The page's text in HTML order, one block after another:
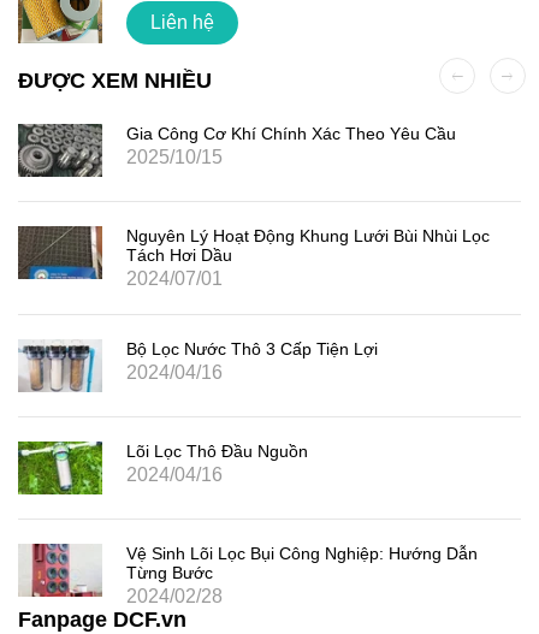
Liên hệ
ĐƯỢC XEM NHIỀU
Gia Công Cơ Khí Chính Xác Theo Yêu Cầu
2025/10/15
Nguyên Lý Hoạt Động Khung Lưới Bùi Nhùi Lọc
Tách Hơi Dầu
2024/07/01
Bộ Lọc Nước Thô 3 Cấp Tiện Lợi
2024/04/16
Lõi Lọc Thô Đầu Nguồn
2024/04/16
Vệ Sinh Lõi Lọc Bụi Công Nghiệp: Hướng Dẫn
Từng Bước
2024/02/28
Fanpage DCF.vn